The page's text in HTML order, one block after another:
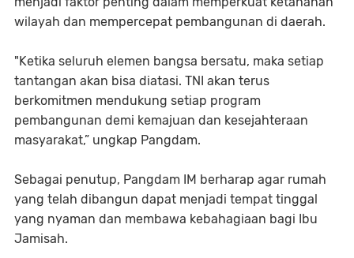
wilayah dan mempercepat pembangunan di daerah.
"Ketika seluruh elemen bangsa bersatu, maka setiap
tantangan akan bisa diatasi. TNI akan terus
berkomitmen mendukung setiap program
pembangunan demi kemajuan dan kesejahteraan
masyarakat,” ungkap Pangdam.
Sebagai penutup, Pangdam IM berharap agar rumah
yang telah dibangun dapat menjadi tempat tinggal
yang nyaman dan membawa kebahagiaan bagi Ibu
Jamisah.